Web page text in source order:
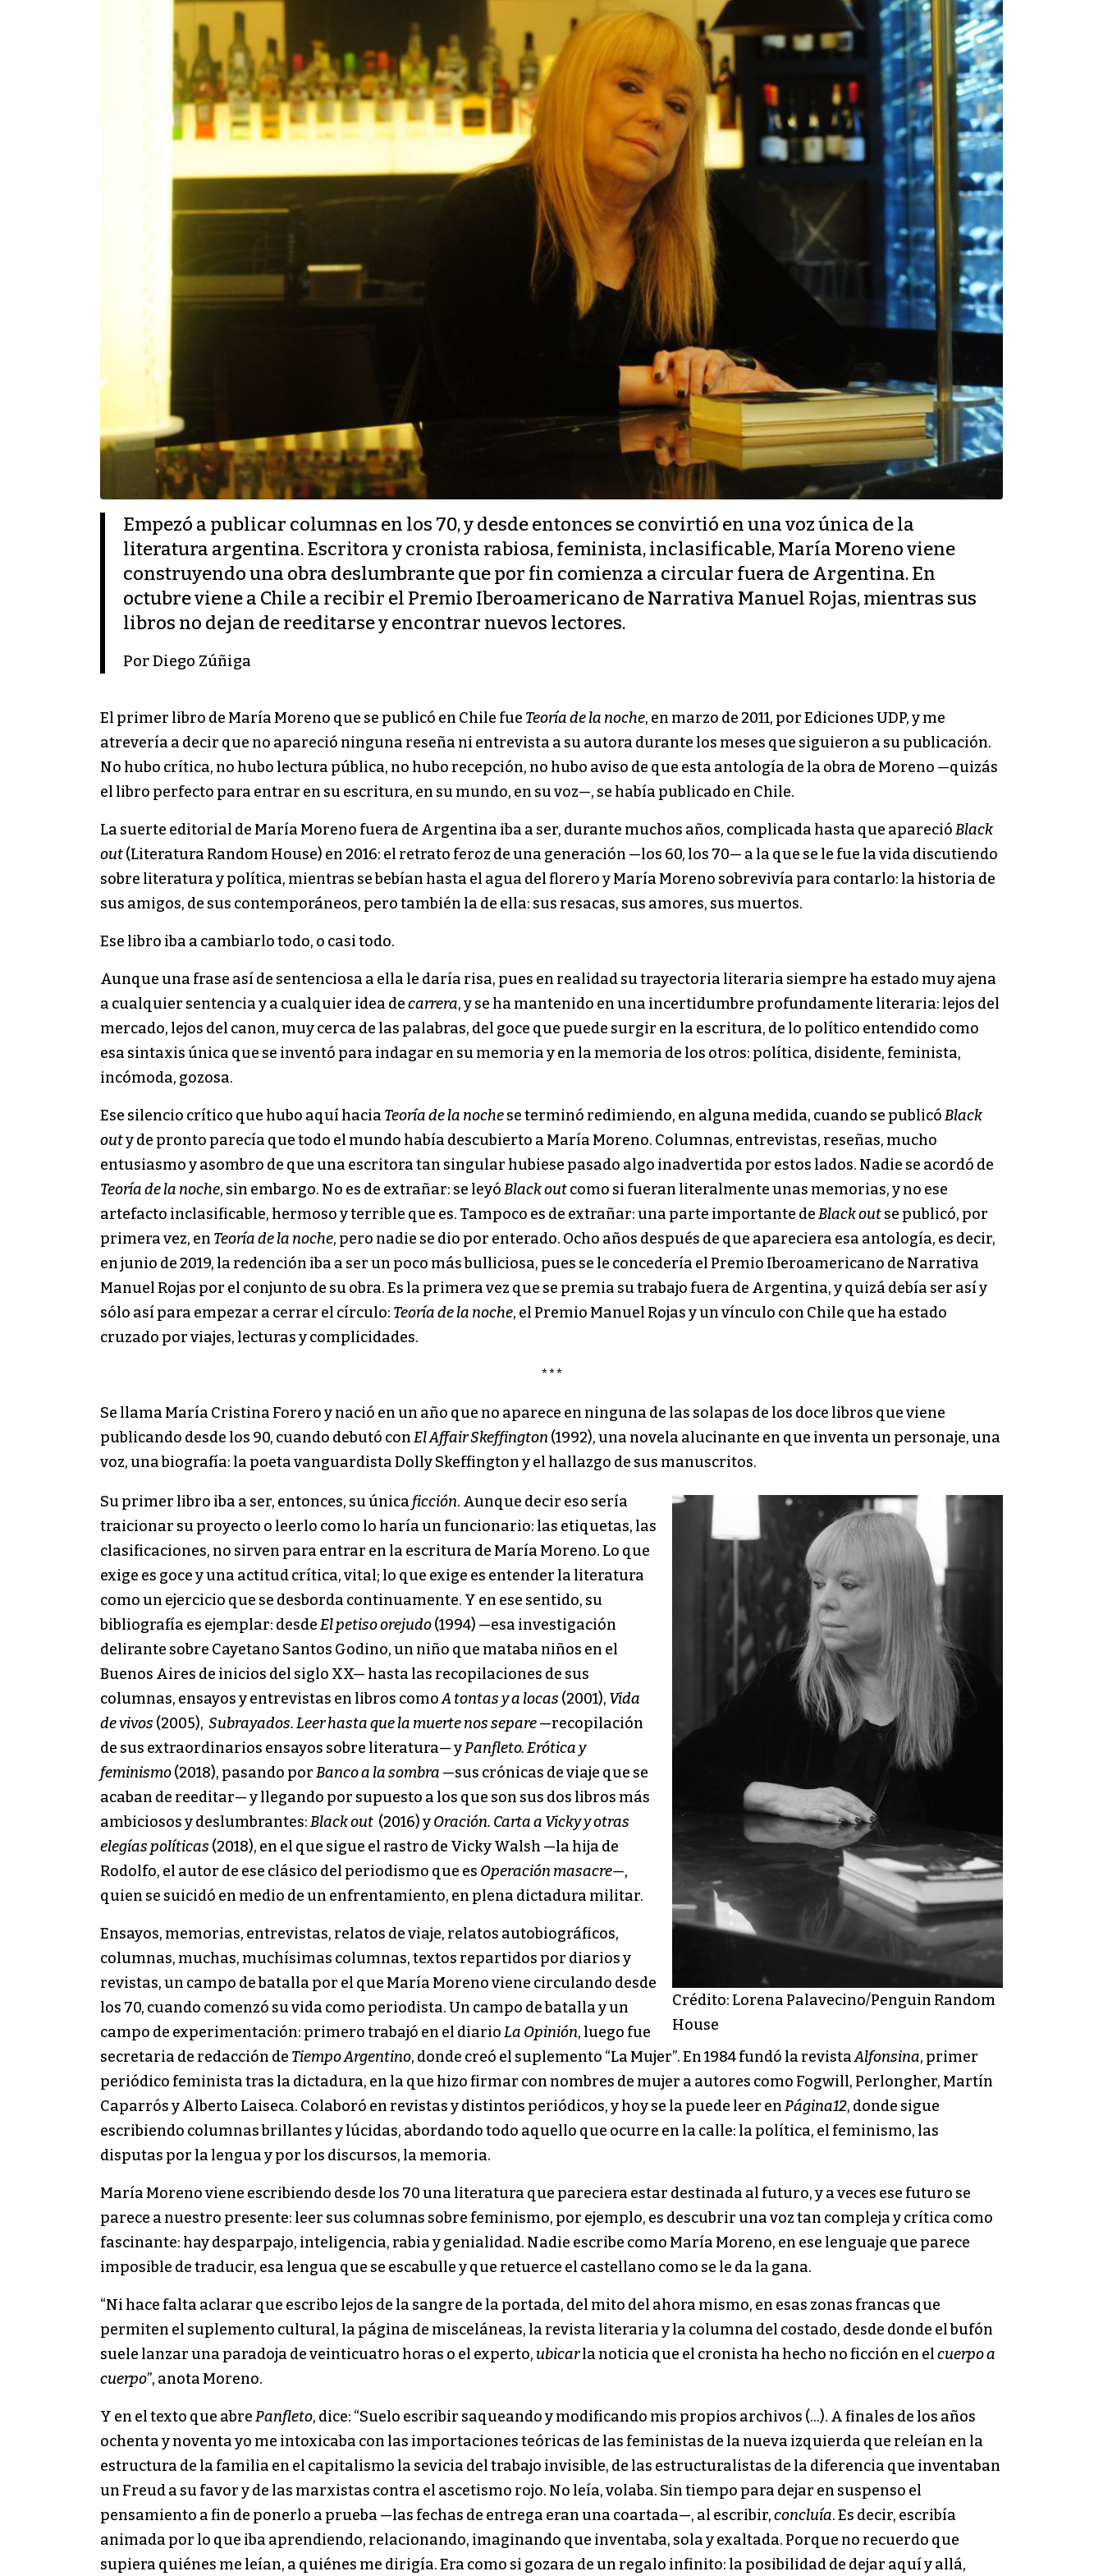
Empezó a publicar columnas en los 70, y desde entonces se convirtió en una voz única de la
literatura argentina. Escritora y cronista rabiosa, feminista, inclasificable, María Moreno viene
construyendo una obra deslumbrante que por fin comienza a circular fuera de Argentina. En
octubre viene a Chile a recibir el Premio Iberoamericano de Narrativa Manuel Rojas, mientras sus
libros no dejan de reeditarse y encontrar nuevos lectores.
Por Diego Zúñiga
El primer libro de María Moreno que se publicó en Chile fue Teoría de la noche, en marzo de 2011, por Ediciones UDP, y me
atrevería a decir que no apareció ninguna reseña ni entrevista a su autora durante los meses que siguieron a su publicación.
No hubo crítica, no hubo lectura pública, no hubo recepción, no hubo aviso de que esta antología de la obra de Moreno —quizás
el libro perfecto para entrar en su escritura, en su mundo, en su voz—, se había publicado en Chile.
La suerte editorial de María Moreno fuera de Argentina iba a ser, durante muchos años, complicada hasta que aparecióBlack
out(Literatura Random House) en 2016: el retrato feroz de una generación —los 60, los 70— a la que se le fue la vida discutiendo
sobre literatura y política, mientras se bebían hasta el agua del florero y María Moreno sobrevivía para contarlo: la historia de
sus amigos, de sus contemporáneos, pero también la de ella: sus resacas, sus amores, sus muertos.
Ese libro iba a cambiarlo todo, o casi todo.
Aunque una frase así de sentenciosa a ella le daría risa, pues en realidad su trayectoria literaria siempre ha estado muy ajena
a cualquier sentencia y a cualquier idea decarrera, y se ha mantenido en una incertidumbre profundamente literaria: lejos del
mercado, lejos del canon, muy cerca de las palabras, del goce que puede surgir en la escritura, de lo político entendido como
esa sintaxis única que se inventó para indagar en su memoria y en la memoria de los otros: política, disidente, feminista,
incómoda, gozosa.
Ese silencio crítico que hubo aquí hacia Teoría de la nochese terminó redimiendo, en alguna medida, cuando se publicóBlack
outy de pronto parecía que todo el mundo había descubierto a María Moreno. Columnas, entrevistas, reseñas, mucho
entusiasmo y asombro de que una escritora tan singular hubiese pasado algo inadvertida por estos lados. Nadie se acordó de
Teoría de la noche, sin embargo. No es de extrañar: se leyóBlack outcomo si fueran literalmente unas memorias, y no ese
artefacto inclasificable, hermoso y terrible que es. Tampoco es de extrañar: una parte importante deBlack outse publicó, por
primera vez, en Teoría de la noche, pero nadie se dio por enterado. Ocho años después de que apareciera esa antología, es decir,
en junio de 2019, la redención iba a ser un poco más bulliciosa, pues se le concedería el Premio Iberoamericano de Narrativa
Manuel Rojas por el conjunto de su obra. Es la primera vez que se premia su trabajo fuera de Argentina, y quizá debía ser así y
sólo así para empezar a cerrar el círculo: Teoría de la noche, el Premio Manuel Rojas y un vínculo con Chile que ha estado
cruzado por viajes, lecturas y complicidades.
***
Se llama María Cristina Forero y nació en un año que no aparece en ninguna de las solapas de los doce libros que viene
publicando desde los 90, cuando debutó conEl Affair Skeffington (1992), una novela alucinante en que inventa un personaje, una
voz, una biografía: la poeta vanguardista Dolly Skeffington y el hallazgo de sus manuscritos.
Crédito: Lorena Palavecino/Penguin Random
House
Su primer libro iba a ser, entonces, su única ficción. Aunque decir eso sería
traicionar su proyecto o leerlo como lo haría un funcionario: las etiquetas, las
clasificaciones, no sirven para entrar en la escritura de María Moreno. Lo que
exige es goce y una actitud crítica, vital; lo que exige es entender la literatura
como un ejercicio que se desborda continuamente. Y en ese sentido, su
bibliografía es ejemplar: desdeEl petiso orejudo(1994) —esa investigación
delirante sobre Cayetano Santos Godino, un niño que mataba niños en el
Buenos Aires de inicios del siglo XX— hasta las recopilaciones de sus
columnas, ensayos y entrevistas en libros comoA tontas y a locas (2001), Vida
de vivos (2005), Subrayados. Leer hasta que la muerte nos separe—recopilación
de sus extraordinarios ensayos sobre literatura— yPanfleto. Erótica y
feminismo(2018), pasando porBanco a la sombra —sus crónicas de viaje que se
acaban de reeditar— y llegando por supuesto a los que son sus dos libros más
ambiciosos y deslumbrantes:Black out (2016) yOración. Carta a Vicky y otras
elegías políticas (2018), en el que sigue el rastro de Vicky Walsh —la hija de
Rodolfo, el autor de ese clásico del periodismo que es Operación masacre—,
quien se suicidó en medio de un enfrentamiento, en plena dictadura militar.
Ensayos, memorias, entrevistas, relatos de viaje, relatos autobiográficos,
columnas, muchas, muchísimas columnas, textos repartidos por diarios y
revistas, un campo de batalla por el que María Moreno viene circulando desde
los 70, cuando comenzó su vida como periodista. Un campo de batalla y un
campo de experimentación: primero trabajó en el diarioLa Opinión, luego fue
secretaria de redacción de Tiempo Argentino, donde creó el suplemento “La Mujer”. En 1984 fundó la revistaAlfonsina, primer
periódico feminista tras la dictadura, en la que hizo firmar con nombres de mujer a autores como Fogwill, Perlongher, Martín
Caparrós y Alberto Laiseca. Colaboró en revistas y distintos periódicos, y hoy se la puede leer enPágina12, donde sigue
escribiendo columnas brillantes y lúcidas, abordando todo aquello que ocurre en la calle: la política, el feminismo, las
disputas por la lengua y por los discursos, la memoria.
María Moreno viene escribiendo desde los 70 una literatura que pareciera estar destinada al futuro, y a veces ese futuro se
parece a nuestro presente: leer sus columnas sobre feminismo, por ejemplo, es descubrir una voz tan compleja y crítica como
fascinante: hay desparpajo, inteligencia, rabia y genialidad. Nadie escribe como María Moreno, en ese lenguaje que parece
imposible de traducir, esa lengua que se escabulle y que retuerce el castellano como se le da la gana.
“Ni hace falta aclarar que escribo lejos de la sangre de la portada, del mito del ahora mismo, en esas zonas francas que
permiten el suplemento cultural, la página de misceláneas, la revista literaria y la columna del costado, desde donde el bufón
suele lanzar una paradoja de veinticuatro horas o el experto, ubicarla noticia que el cronista ha hecho no ficción en elcuerpo a
cuerpo”, anota Moreno.
Y en el texto que abrePanfleto, dice: “Suelo escribir saqueando y modificando mis propios archivos (…). A finales de los años
ochenta y noventa yo me intoxicaba con las importaciones teóricas de las feministas de la nueva izquierda que releían en la
estructura de la familia en el capitalismo la sevicia del trabajo invisible, de las estructuralistas de la diferencia que inventaban
un Freud a su favor y de las marxistas contra el ascetismo rojo. No leía, volaba. Sin tiempo para dejar en suspenso el
pensamiento a fin de ponerlo a prueba —las fechas de entrega eran una coartada—, al escribir,concluía. Es decir, escribía
animada por lo que iba aprendiendo, relacionando, imaginando que inventaba, sola y exaltada. Porque no recuerdo que
supiera quiénes me leían, a quiénes me dirigía. Era como si gozara de un regalo infinito: la posibilidad de dejar aquí y allá,